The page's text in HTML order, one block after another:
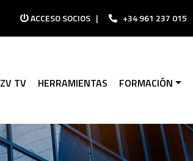
ACCESO SOCIOS | +34 961 237 015
ZV TV HERRAMIENTAS FORMACIÓN